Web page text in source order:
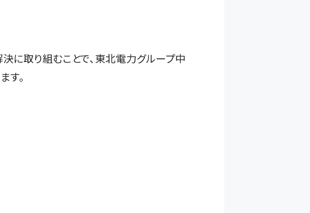
に取り組むことで、東北電力グループ中
す。